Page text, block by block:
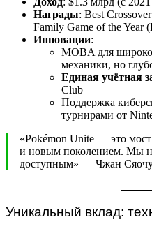
Награды: Best
Family Game of the Year
Инновации:
MOBA для
механики, но
Единая учётная
Club
Поддержка
турнирами от
«Pokémon Unite — это
и новым поколением. Мы
доступным» — Чжан
Уникальный вклад: